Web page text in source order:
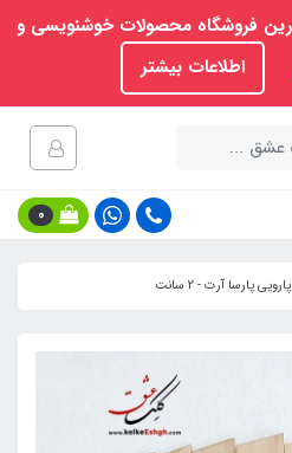
فروشگاه محصولات خوشنویسی و
اطلاعات بیشتر
0
پارسا آرت - 2 سانت